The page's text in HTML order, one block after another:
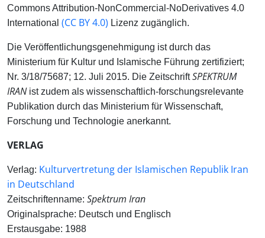
Commons Attribution-NonCommercial-NoDerivatives 4.0
International (CC BY 4.0) Lizenz zugänglich.
Die Veröffentlichungsgenehmigung ist durch das
Ministerium für Kultur und Islamische Führung zertifiziert;
Nr. 3/18/75687; 12. Juli 2015. Die ZeitschriftSPEKTRUM
IRANist zudem als wissenschaftlich-forschungsrelevante
Publikation durch das Ministerium für Wissenschaft,
Forschung und Technologie anerkannt.
VERLAG
Verlag: Kulturvertretung der Islamischen Republik Iran
in Deutschland
Zeitschriftenname: Spektrum Iran
Originalsprache: Deutsch und Englisch
Erstausgabe: 1988